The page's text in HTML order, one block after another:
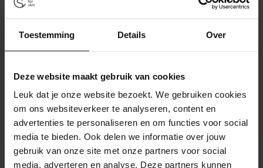
Toestemming Details Over
Deze website maakt gebruik van cookies
Leuk dat je onze website bezoekt. We gebruiken cookies
om ons websiteverkeer te analyseren, content en
advertenties te personaliseren en om functies voor social
media te bieden. Ook delen we informatie over jouw
gebruik van onze site met onze partners voor social
media, adverteren en analyse. Deze partners kunnen